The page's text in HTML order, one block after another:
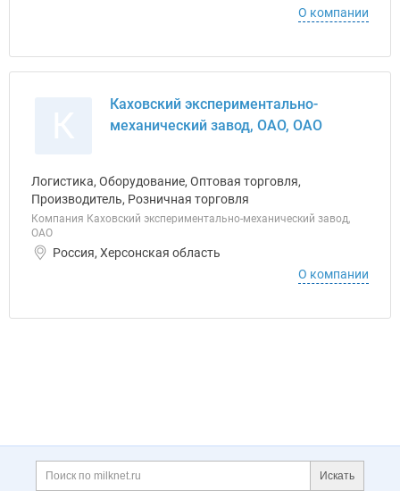
О компании
Каховский экспериментально-
механический завод, ОАО, ОАО
Логистика, Оборудование, Оптовая торговля,
Производитель, Розничная торговля
Компания Каховский экспериментально-механический завод,
ОАО
Россия, Херсонская область
О компании
Дополнительная информация
Поиск по сайту и
Искать